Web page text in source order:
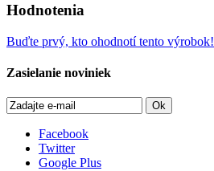
Hodnotenia
Buďte prvý, kto ohodnotí tento výrobok!
Zasielanie noviniek
Ok
Facebook
Twitter
Google Plus